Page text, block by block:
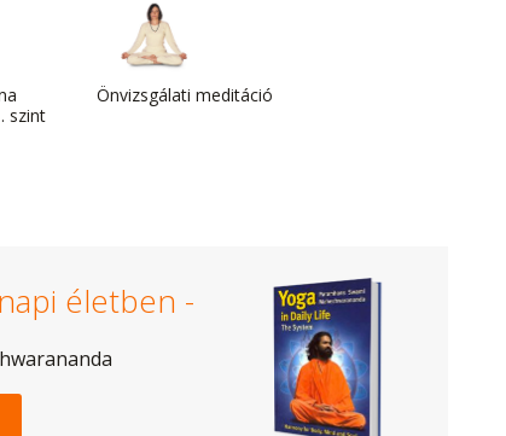
szint
Önvizsgálati meditáció
életben -